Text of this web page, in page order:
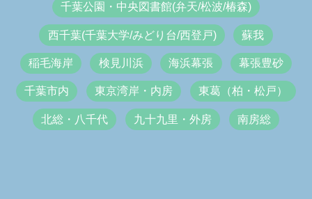
千葉公園・中央図書館(弁天/松波/椿森)
西千葉(千葉大学/みどり台/西登戸) 蘇我
稲毛海岸 検見川浜 海浜幕張 幕張豊砂
千葉市内 東京湾岸・内房 東葛（柏・松戸）
北総・八千代 九十九里・外房 南房総